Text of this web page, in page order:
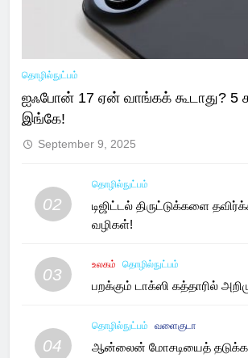
தொழில்நுட்பம்
ஐஃபோன் 17 ஏன் வாங்கக் கூடாது?
இங்கே!
September 9, 2025
02
தொழில்நுட்பம்
டிஜிட்டல் திருட்டுக்களை
வழிகள்!
03
உலகம் தொழில்நுட்பம்
பறக்கும் டாக்ஸி கத்தாரில்
04
தொழில்நுட்பம் வளைகுடா
ஆன்லைன் மோசடியைத் தடுக்க